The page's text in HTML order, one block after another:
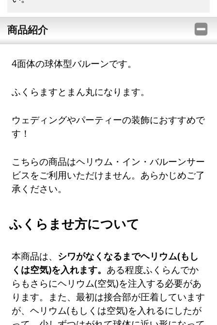
商品紹介
4面体の球体型バルーンです。
ふくらますとまん丸になります。
ウェディングやパーティーの装飾におすすめで
す！
こちらの商品はヘリウム・イン・バルーンサー
ビスをご利用いただけません。あらかじめご了
承ください。
ふくらませ方について
本商品は、 シワがなくなるまでヘリウム(もし
くは空気)を入れます。 ある程度ふくらんでか
らもさらにヘリウム(空気)を注入する必要があ
ります。また、最初は接合部が圧着しています
が、ヘリウム(もしくは空気)を入れるにしたが